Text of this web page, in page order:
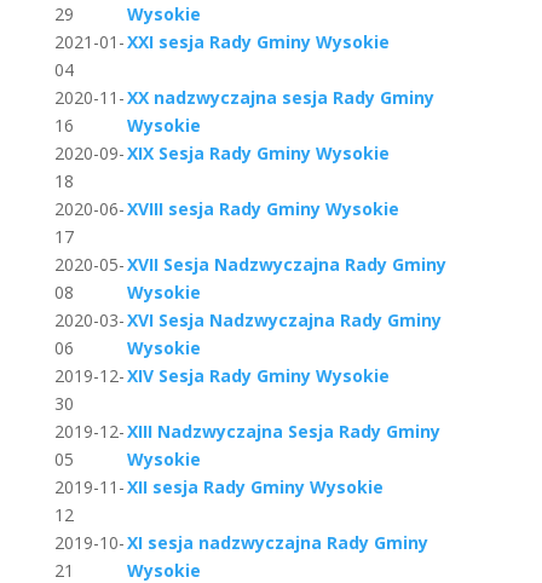
29
Wysokie
2021-01-
04
XXI sesja Rady Gminy Wysokie
2020-11-
16
XX nadzwyczajna sesja Rady Gminy
Wysokie
2020-09-
18
XIX Sesja Rady Gminy Wysokie
2020-06-
17
XVIII sesja Rady Gminy Wysokie
2020-05-
08
XVII Sesja Nadzwyczajna Rady Gminy
Wysokie
2020-03-
06
XVI Sesja Nadzwyczajna Rady Gminy
Wysokie
2019-12-
30
XIV Sesja Rady Gminy Wysokie
2019-12-
05
XIII Nadzwyczajna Sesja Rady Gminy
Wysokie
2019-11-
12
XII sesja Rady Gminy Wysokie
2019-10-
21
XI sesja nadzwyczajna Rady Gminy
Wysokie